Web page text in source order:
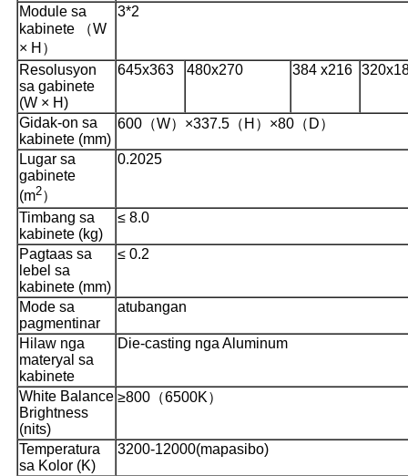
Module sa
kabinete （W
× H）
3*2
Resolusyon
sa gabinete
(W × H)
645x363 480x270 384 x216
Gidak-on sa
kabinete (mm)
600（W）×337.5（H）×80（D）
Lugar sa
gabinete
(m2）
0.2025
Timbang sa
kabinete (kg)
≤ 8.0
Pagtaas sa
lebel sa
kabinete (mm)
≤ 0.2
Mode sa
pagmentinar
atubangan
Hilaw nga
materyal sa
kabinete
Die-casting nga Aluminum
White Balance
Brightness
(nits)
≥800（6500K）
Temperatura
sa Kolor (K)
3200-12000(mapasibo)